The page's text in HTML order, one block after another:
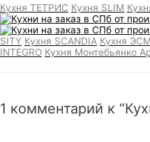
Кухня ТЕТРИС Кухня SLIM
SITY Кухня SCANDIA Кухня
INTEGRO Кухня Монтебьянко
1 комментарий к